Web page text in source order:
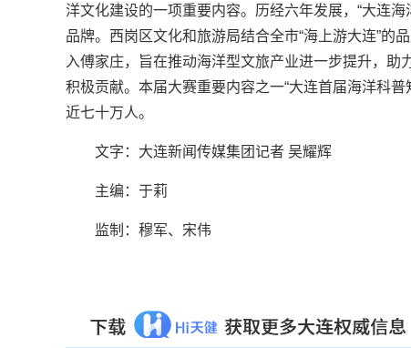
洋文化建设的一项重要内容。历经六年发展，“大连
品牌。西岗区文化和旅游局结合全市“海上游大连”的
入傅家庄，旨在推动海洋型文旅产业进一步提升，
积极贡献。本届大赛重要内容之一“大连首届海洋科
近七十万人。
文字：大连新闻传媒集团记者 吴耀辉
主编：于莉
监制：穆军、宋伟